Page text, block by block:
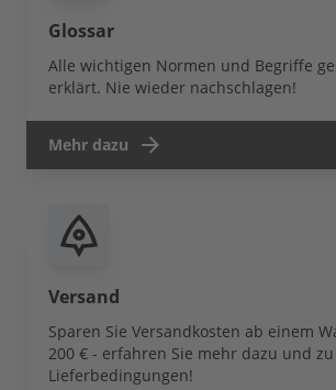
Glossar
Alle wichtigen Normen und Begriffe
erklärt. Nie wieder nachschlagen!
Mehr dazu
Versand
Sparen Sie Versandkosten ab einem
200 € - erfahren Sie mehr dazu und
Lieferbedingungen!